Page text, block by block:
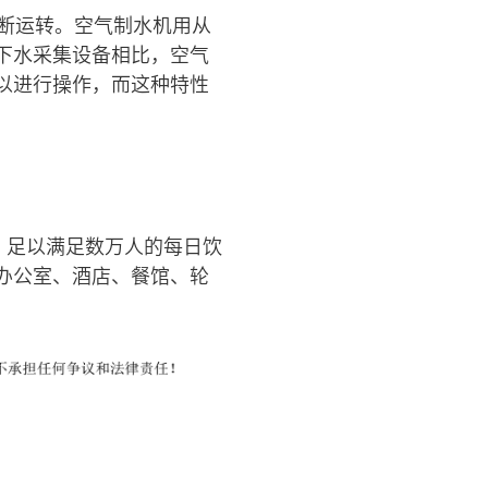
运转。空气制水机用从
水采集设备相比，空气
进行操作，而这种特性
以满足数万人的每日饮
公室、酒店、餐馆、轮